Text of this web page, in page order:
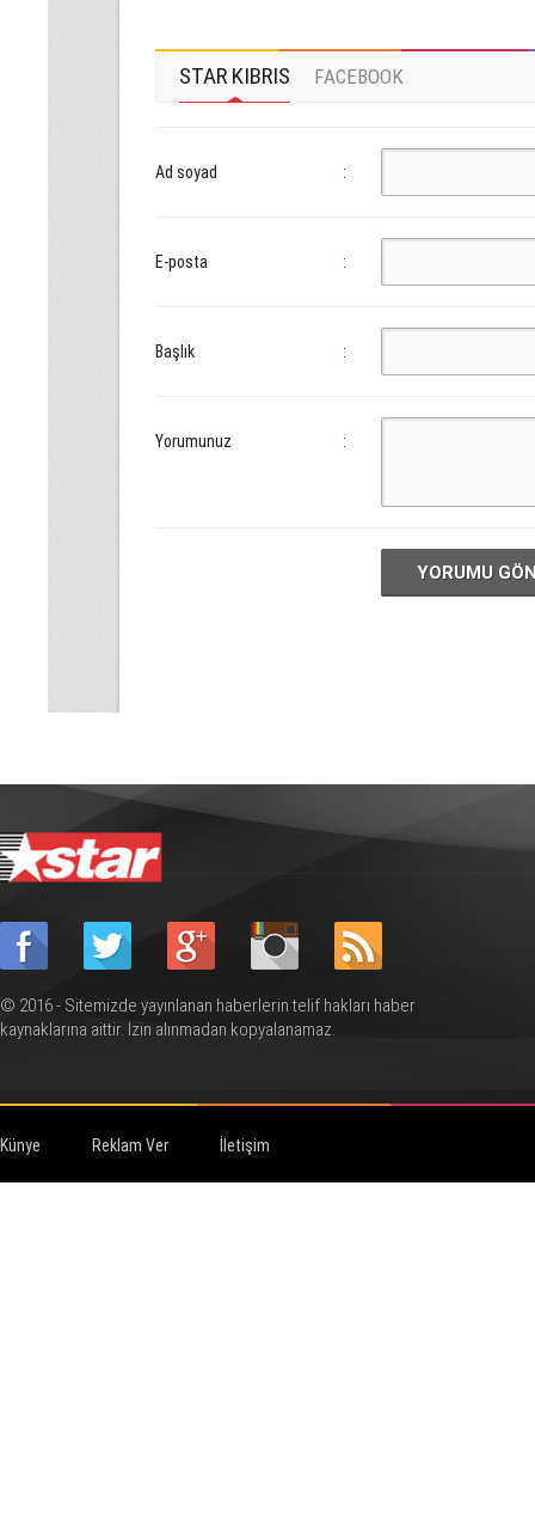
STAR KIBRIS FACEBOOK
Ad soyad :
E-posta :
Başlık :
Yorumunuz :
YORUMU
© 2016 - Sitemizde yayınlanan haberlerin telif hakları haber
kaynaklarına aittir. İzin alınmadan kopyalanamaz.
Künye Reklam Ver İletişim